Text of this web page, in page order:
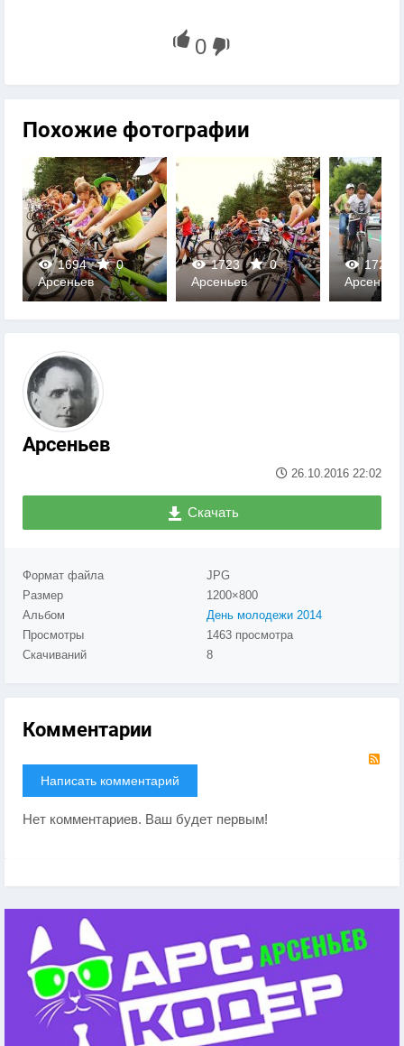
Похожие фотографии
1694
0
0
Арсеньев
1723
0
0
Арсеньев
1723
0
Арсеньев
Арсеньев
26.10.2016 22:02
Скачать
Формат файла
JPG
Размер
1200×800
Альбом
День молодежи 2014
Просмотры
1463 просмотра
Скачиваний
8
Комментарии
Написать комментарий
Нет комментариев. Ваш будет первым!